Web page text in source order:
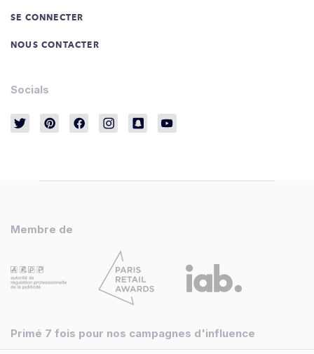
SE CONNECTER
NOUS CONTACTER
Socials
Membre de
Primé 7 fois pour nos campagnes d'influence